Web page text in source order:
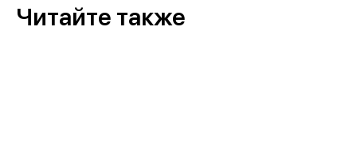
Читайте также